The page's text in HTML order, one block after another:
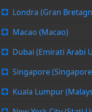
Londra (Gran
Macao (Macao)
Dubai (Emirati Arabi
Singapore
Kuala Lumpur